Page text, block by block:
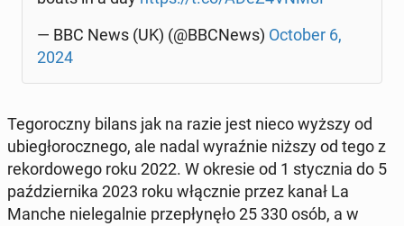
— BBC News (UK) (@BBCNews) October 6,
2024
Te­go­rocz­ny bilans jak na razie jest nieco wyższy od
ubie­gło­rocz­ne­go, ale nadal wy­raź­nie niższy od tego z
re­kor­do­we­go roku 2022. W okresie od 1 stycz­nia do 5
paź­dzier­ni­ka 2023 roku włącz­nie przez kanał La
Manche nie­le­gal­nie prze­pły­nę­ło 25 330 osób, a w